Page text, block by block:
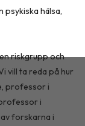
psykiska hälsa,
riskgrupp och
vill ta reda på hur
professor i
i
forskarna i